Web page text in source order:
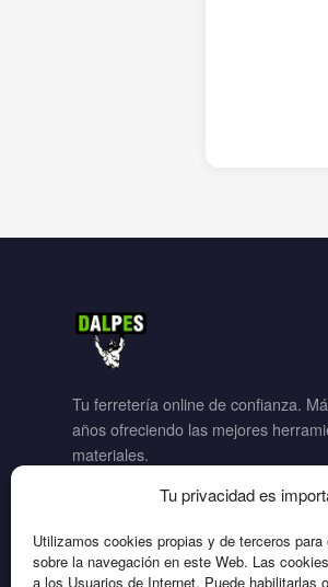
Tu privacidad es
Utilizamos cookies propias y de terceros
sobre la navegación en este Web. Las
a los Usuarios de Internet. Puede habilitarlas
Tu ferretería online de confianza.
años ofreciendo las mejores
materiales.